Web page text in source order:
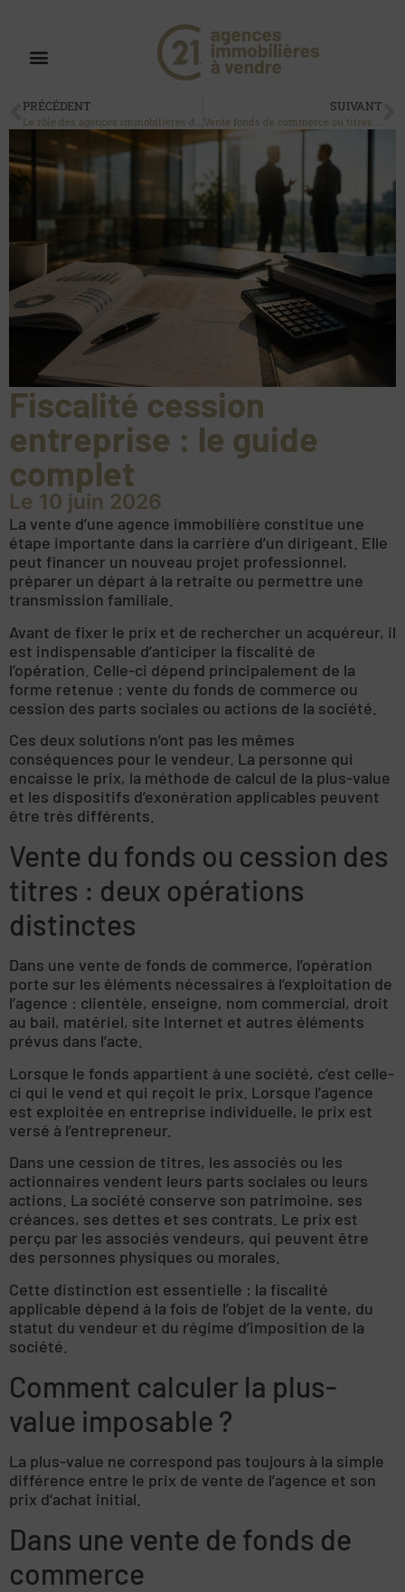
PRÉCÉDENT SUIVANT
Fiscalité cession
entreprise : le guide
complet
Le 10 juin 2026
La vente d’une agence immobilière constitue une
étape importante dans la carrière d’un dirigeant. Elle
peut financer un nouveau projet professionnel,
préparer un départ à la retraite ou permettre une
transmission familiale.
Avant de fixer le prix et de rechercher un acquéreur, il
est indispensable d’anticiper la fiscalité de
l’opération. Celle-ci dépend principalement de la
forme retenue : vente du fonds de commerce ou
cession des parts sociales ou actions de la société.
Ces deux solutions n’ont pas les mêmes
conséquences pour le vendeur. La personne qui
encaisse le prix, la méthode de calcul de la plus-value
et les dispositifs d’exonération applicables peuvent
être très différents.
Vente du fonds ou cession des
titres : deux opérations
distinctes
Dans une vente de fonds de commerce, l’opération
porte sur les éléments nécessaires à l’exploitation de
l’agence : clientèle, enseigne, nom commercial, droit
au bail, matériel, site Internet et autres éléments
prévus dans l’acte.
Lorsque le fonds appartient à une société, c’est celle-
ci qui le vend et qui reçoit le prix. Lorsque l’agence
est exploitée en entreprise individuelle, le prix est
versé à l’entrepreneur.
Dans une cession de titres, les associés ou les
actionnaires vendent leurs parts sociales ou leurs
actions. La société conserve son patrimoine, ses
créances, ses dettes et ses contrats. Le prix est
perçu par les associés vendeurs, qui peuvent être
des personnes physiques ou morales.
Cette distinction est essentielle : la fiscalité
applicable dépend à la fois de l’objet de la vente, du
statut du vendeur et du régime d’imposition de la
société.
Comment calculer la plus-
value imposable ?
La plus-value ne correspond pas toujours à la simple
différence entre le prix de vente de l’agence et son
prix d’achat initial.
Dans une vente de fonds de
commerce